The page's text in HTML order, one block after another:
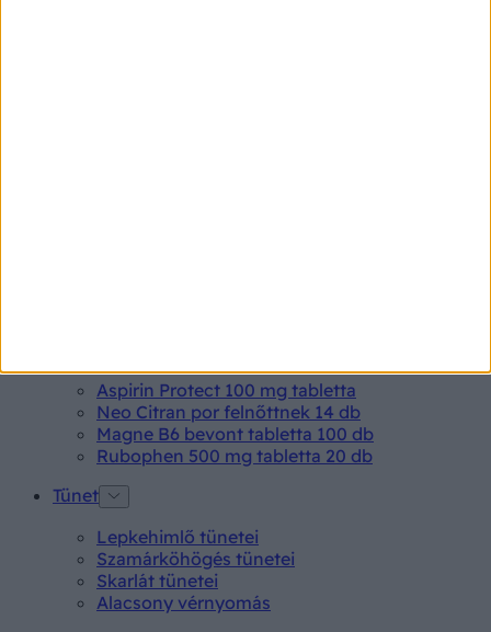
Aspirin Protect 100 mg tabletta
Neo Citran por felnőttnek 14 db
Magne B6 bevont tabletta 100 db
Rubophen 500 mg tabletta 20 db
Tünet
Lepkehimlő tünetei
Szamárköhögés tünetei
Skarlát tünetei
Alacsony vérnyomás